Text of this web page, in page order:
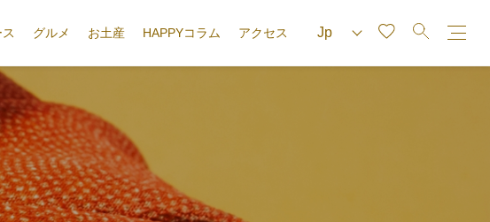
グルメ お土産 HAPPYコラム アクセス